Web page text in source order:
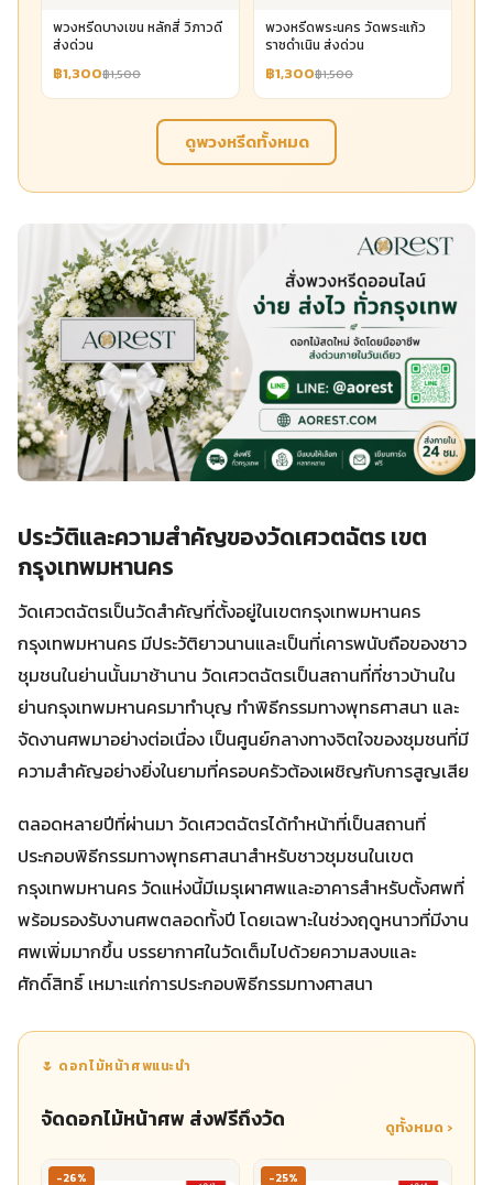
พวงหรีดบางเขน หลักสี่ วิภาวดี
ส่งด่วน
฿1,300฿1,500
พวงหรีดพระนคร วัดพระแก้ว
ราชดำเนิน ส่งด่วน
฿1,300฿1,500
ดูพวงหรีดทั้งหมด
ประวัติและความสำคัญของวัดเศวตฉัตร เขต
กรุงเทพมหานคร
วัดเศวตฉัตรเป็นวัดสำคัญที่ตั้งอยู่ในเขตกรุงเทพมหานคร
กรุงเทพมหานคร มีประวัติยาวนานและเป็นที่เคารพนับถือของชาว
ชุมชนในย่านนั้นมาช้านาน วัดเศวตฉัตรเป็นสถานที่ที่ชาวบ้านใน
ย่านกรุงเทพมหานครมาทำบุญ ทำพิธีกรรมทางพุทธศาสนา และ
จัดงานศพมาอย่างต่อเนื่อง เป็นศูนย์กลางทางจิตใจของชุมชนที่มี
ความสำคัญอย่างยิ่งในยามที่ครอบครัวต้องเผชิญกับการสูญเสีย
ตลอดหลายปีที่ผ่านมา วัดเศวตฉัตรได้ทำหน้าที่เป็นสถานที่
ประกอบพิธีกรรมทางพุทธศาสนาสำหรับชาวชุมชนในเขต
กรุงเทพมหานคร วัดแห่งนี้มีเมรุเผาศพและอาคารสำหรับตั้งศพที่
พร้อมรองรับงานศพตลอดทั้งปี โดยเฉพาะในช่วงฤดูหนาวที่มีงาน
ศพเพิ่มมากขึ้น บรรยากาศในวัดเต็มไปด้วยความสงบและ
ศักดิ์สิทธิ์ เหมาะแก่การประกอบพิธีกรรมทางศาสนา
🌷 ดอกไม้หน้าศพแนะนำ
จัดดอกไม้หน้าศพ ส่งฟรีถึงวัด ดูทั้งหมด ›
-26% -25%